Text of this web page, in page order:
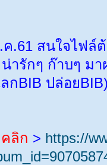
.61 สนใจไฟล์
ารักๆ ก๊าบๆ ม
กBIB ปล่อย
ลิก > https://